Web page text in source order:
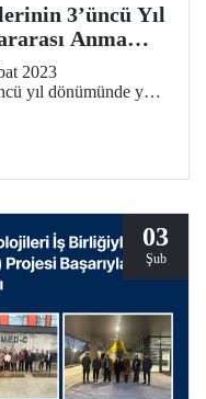
3’üncü Yıl
Anma
2023
yıl dönümünde yer
düzenliyor.
03
Şub